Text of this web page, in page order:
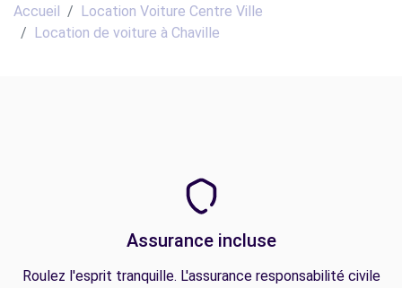
Accueil
Location Voiture Centre Ville
Location de voiture à Chaville
Assurance incluse
Roulez l'esprit tranquille. L'assurance responsabilité civile